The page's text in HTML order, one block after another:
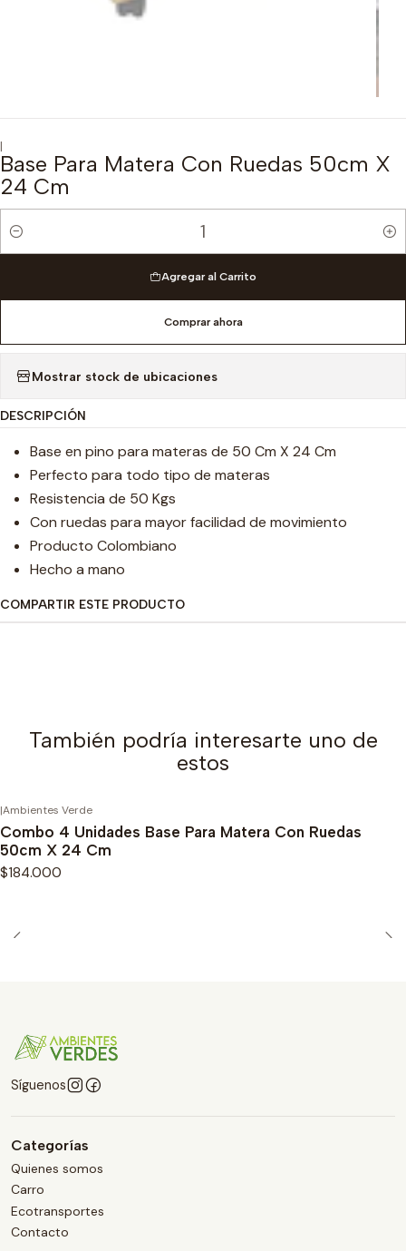
|
Base Para Matera Con Ruedas 50cm X
24 Cm
Cantidad
Agregar al Carrito
Comprar ahora
Mostrar stock de ubicaciones
DESCRIPCIÓN
Base en pino para materas de 50 Cm X 24 Cm
Perfecto para todo tipo de materas
Resistencia de 50 Kgs
Con ruedas para mayor facilidad de movimiento
Producto Colombiano
Hecho a mano
COMPARTIR ESTE PRODUCTO
También podría interesarte uno de
estos
|Ambientes Verde
Combo 4 Unidades Base Para Matera Con Ruedas
50cm X 24 Cm
$184.000
Síguenos
Categorías
Quienes somos
Carro
Ecotransportes
Contacto